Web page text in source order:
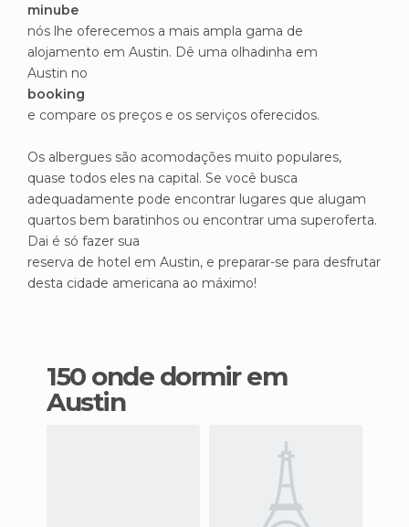
minube
nós lhe oferecemos a mais ampla gama de
alojamento em Austin. Dê uma olhadinha em
Austin no
booking
e compare os preços e os serviços oferecidos.
Os albergues são acomodações muito populares,
quase todos eles na capital. Se você busca
adequadamente pode encontrar lugares que alugam
quartos bem baratinhos ou encontrar uma superoferta.
Dai é só fazer sua
reserva de hotel em Austin, e preparar-se para desfrutar
desta cidade americana ao máximo!
150 onde dormir em
Austin